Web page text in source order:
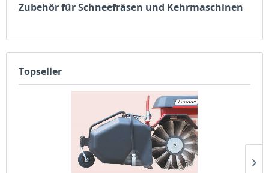
Zubehör für Schneefräsen und Kehrmaschinen
Topseller